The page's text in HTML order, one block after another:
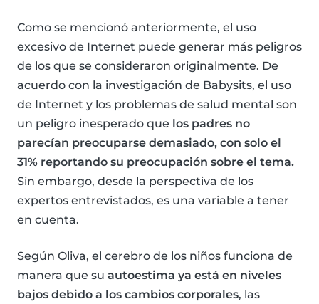
Como se mencionó anteriormente, el uso
excesivo de Internet puede generar más peligros
de los que se consideraron originalmente. De
acuerdo con la investigación de Babysits, el uso
de Internet y los problemas de salud mental son
un peligro inesperado que los padres no
parecían preocuparse demasiado, con solo el
31% reportando su preocupación sobre el tema.
Sin embargo, desde la perspectiva de los
expertos entrevistados, es una variable a tener
en cuenta.
Según Oliva, el cerebro de los niños funciona de
manera que su autoestima ya está en niveles
bajos debido a los cambios corporales, las